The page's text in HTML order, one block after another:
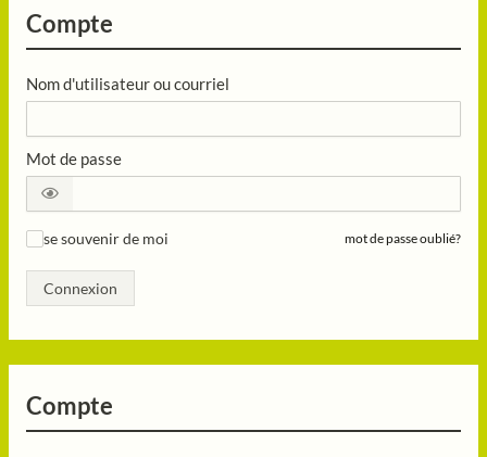
Compte
Nom d'utilisateur ou courriel
Mot de passe
se souvenir de moi mot de passe oublié?
Connexion
Compte